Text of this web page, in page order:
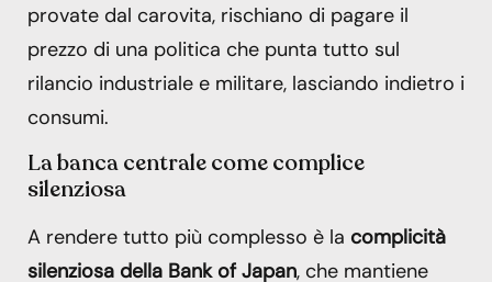
provate dal carovita, rischiano di pagare il
prezzo di una politica che punta tutto sul
rilancio industriale e militare, lasciando indietro i
consumi.
La banca centrale come complice
silenziosa
A rendere tutto più complesso è la complicità
silenziosa della Bank of Japan, che mantiene